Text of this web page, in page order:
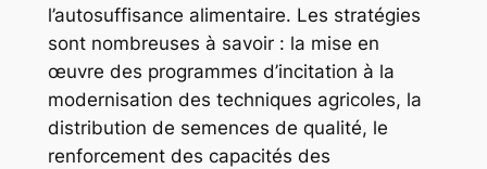
l’autosuffisance alimentaire. Les stratégies
sont nombreuses à savoir : la mise en
œuvre des programmes d’incitation à la
modernisation des techniques agricoles, la
distribution de semences de qualité, le
renforcement des capacités des